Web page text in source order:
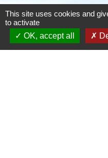
24430
Téléphone pour les
This site uses cookies and
to activate
OK, accept all